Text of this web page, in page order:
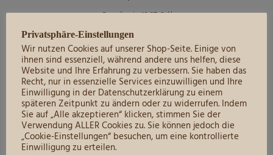
Grundpreis:10,27€/l
inkl. 19 % MwSt.
zzgl.Versandkosten
Zum Produkt
Spätlese-Weine,trocken,Weine trocken,Weißweine
037 I Ehrenfelser Spätlese halbtrocken I 0,75L
Privatsphäre-Einstellungen
Wir nutzen Cookies auf unserer Shop-Seite. Einige von
ihnen sind essenziell, während andere uns helfen, diese
Website und Ihre Erfahrung zu verbessern. Sie haben das
Recht, nur in essenzielle Services einzuwilligen und Ihre
Einwilligung in der Datenschutzerklärung zu einem
späteren Zeitpunkt zu ändern oder zu widerrufen. Indem
Sie auf „Alle akzeptieren“ klicken, stimmen Sie der
Verwendung ALLER Cookies zu. Sie können jedoch die
„Cookie-Einstellungen“ besuchen, um eine kontrollierte
Einwilligung zu erteilen.